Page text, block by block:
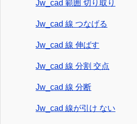
Jw_cad 範囲 切り取り
Jw_cad 線 つなげる
Jw_cad 線 伸ばす
Jw_cad 線 分割 交点
Jw_cad 線 分断
Jw_cad 線が引け ない